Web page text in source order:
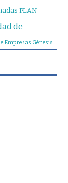
PLAN
de
Empresas Génesis